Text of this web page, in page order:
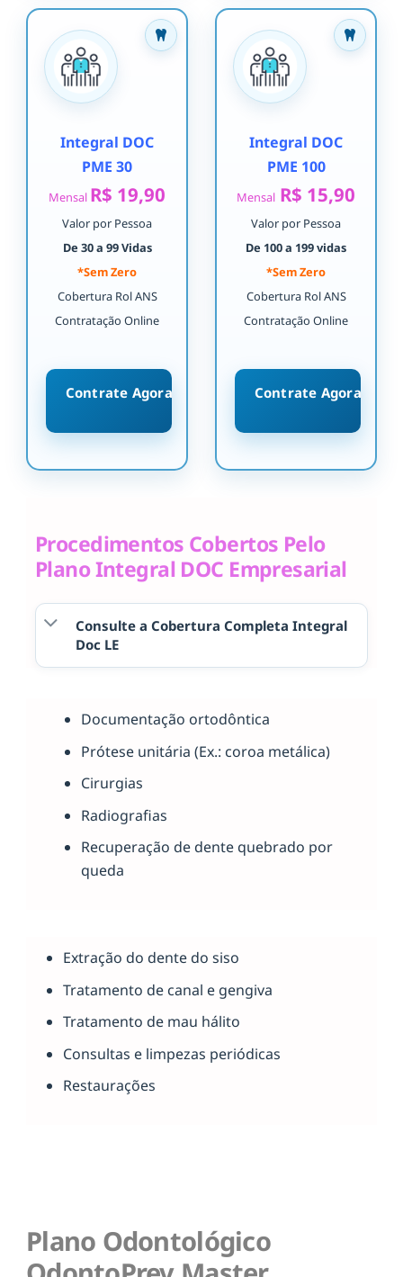
Integral DOC
PME 30
Mensal R$ 19,90
Valor por Pessoa
De 30 a 99 Vidas
*Sem Zero
Cobertura Rol ANS
Contratação Online
Contrate Agora
Integral DOC
PME 100
Mensal R$ 15,90
Valor por Pessoa
De 100 a 199 vidas
*Sem Zero
Cobertura Rol ANS
Contratação Online
Contrate Agora
Procedimentos Cobertos Pelo
Plano Integral DOC Empresarial
Consulte a Cobertura Completa Integral
Doc LE
Documentação ortodôntica
Prótese unitária (Ex.: coroa metálica)
Cirurgias
Radiografias
Recuperação de dente quebrado por
queda
Extração do dente do siso
Tratamento de canal e gengiva
Tratamento de mau hálito
Consultas e limpezas periódicas
Restaurações
Plano Odontológico